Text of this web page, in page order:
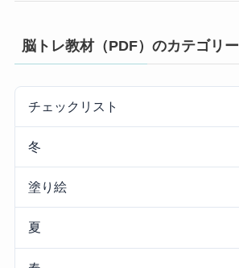
脳トレ教材（PDF）のカテゴリー
チェックリスト
冬
塗り絵
夏